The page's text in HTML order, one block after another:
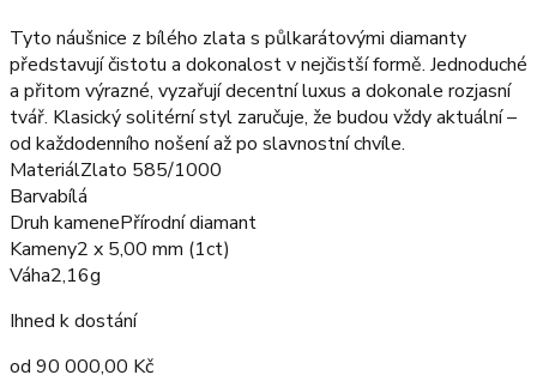
Tyto náušnice z bílého zlata s půlkarátovými diamanty
představují čistotu a dokonalost v nejčistší formě. Jednoduché
a přitom výrazné, vyzařují decentní luxus a dokonale rozjasní
tvář. Klasický solitérní styl zaručuje, že budou vždy aktuální –
od každodenního nošení až po slavnostní chvíle.
MateriálZlato 585/1000
Barvabílá
Druh kamenePřírodní diamant
Kameny2 x 5,00 mm (1ct)
Váha2,16g
Ihned k dostání
od 90 000,00 Kč